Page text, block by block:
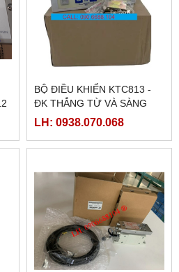
BỘ ĐIỀU KHIỂN KTC813 -
ĐK THẮNG TỪ VÀ SÀNG
BIÊN
LH: 0938.070.068